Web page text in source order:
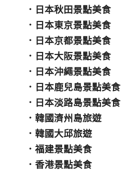
． 日本秋田景點美食
． 日本東京景點美食
． 日本京都景點美食
． 日本大阪景點美食
． 日本沖繩景點美食
． 日本鹿兒島景點美食
． 日本淡路島景點美食
．韓國濟州島旅遊
．韓國大邱旅遊
．福建景點美食
．香港景點美食